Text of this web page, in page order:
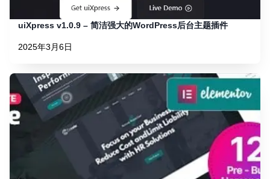
uiXpress v1.0.9 – 简洁强大的WordPress后台主题插件
2025年3月6日